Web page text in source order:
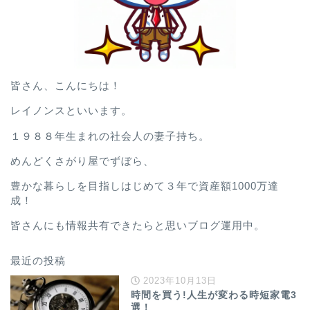
皆さん、こんにちは！
レイノンスといいます。
１９８８年生まれの社会人の妻子持ち。
めんどくさがり屋でずぼら、
豊かな暮らしを目指しはじめて３年で資産額1000万達
成！
皆さんにも情報共有できたらと思いブログ運用中。
最近の投稿
2023年10月13日
時間を買う!人生が変わる時短家電3
選！